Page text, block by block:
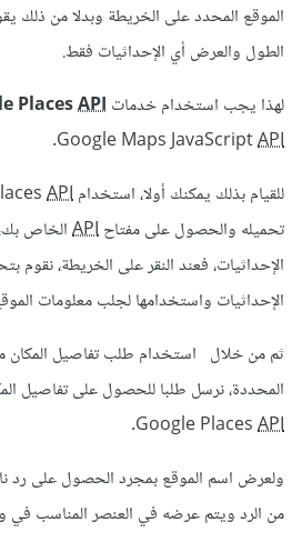
الموقع المحدد على الخريطة وبدلا من
الطول والعرض أي الإحداثيات فقط.
لهذا يجب استخدام خدماتGoogle Places
API
Google Maps JavaScriptAPI
.
للقيام بذلك يمكنك أولا، استخدام Google PlacesAPI
تحميله والحصول على مفتاحAPIالخاص بك،
الإحداثيات، فعند النقر على الخريطة، نقوم
الإحداثيات واستخدامها لجلب معلومات
ثم من خلال استخدام طلب تفاصيل المكان
المحددة، نرسل طلبا للحصول على تفاصيل
Google PlacesAPI
.
ولعرض اسم الموقع بمجرد الحصول على رد
من الرد ويتم عرضه في العنصر المناسب في